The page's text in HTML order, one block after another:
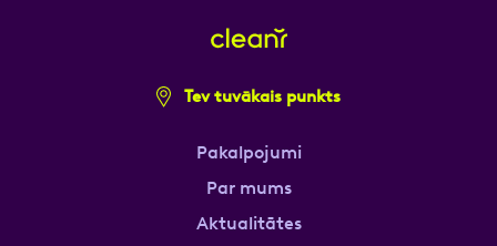
Tev tuvākais punkts
Pakalpojumi
Par mums
Aktualitātes